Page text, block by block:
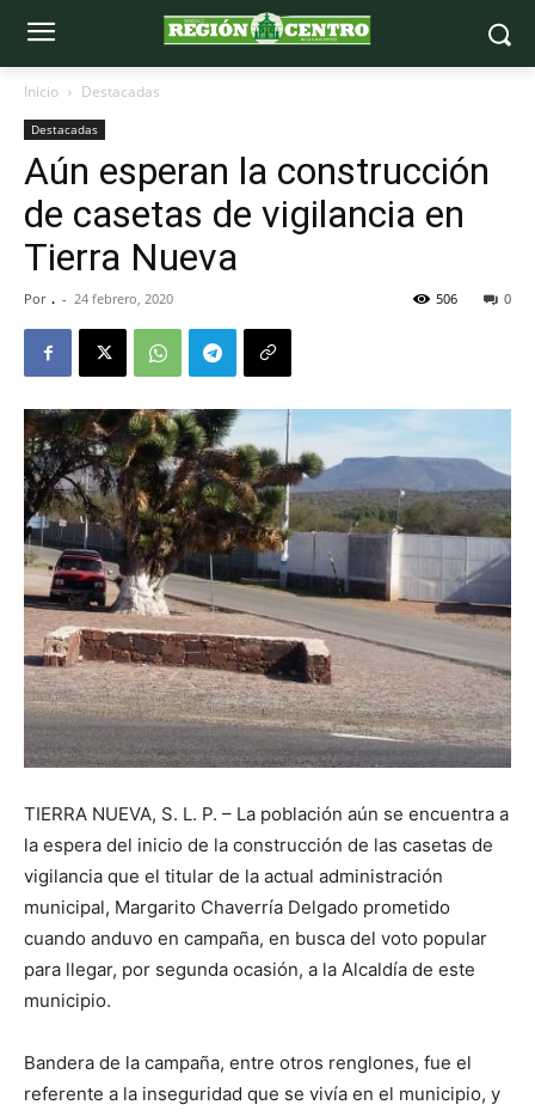
Inicio Destacadas
Destacadas
Aún esperan la construcción
de casetas de vigilancia en
Tierra Nueva
Por . - 24 febrero, 2020 0
506
TIERRA NUEVA, S. L. P. – La población aún se encuentra a
la espera del inicio de la construcción de las casetas de
vigilancia que el titular de la actual administración
municipal, Margarito Chaverría Delgado prometido
cuando anduvo en campaña, en busca del voto popular
para llegar, por segunda ocasión, a la Alcaldía de este
municipio.
Bandera de la campaña, entre otros renglones, fue el
referente a la inseguridad que se vivía en el municipio, y